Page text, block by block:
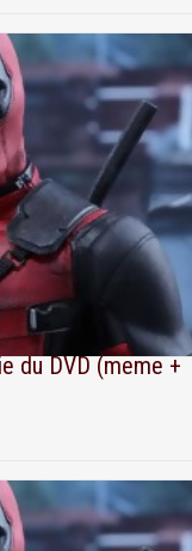
du DVD (meme +